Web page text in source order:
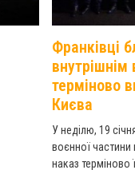
Франківці
внутрішнім
терміново
Києва
У неділю, 19
воєнної частини
наказ терміново